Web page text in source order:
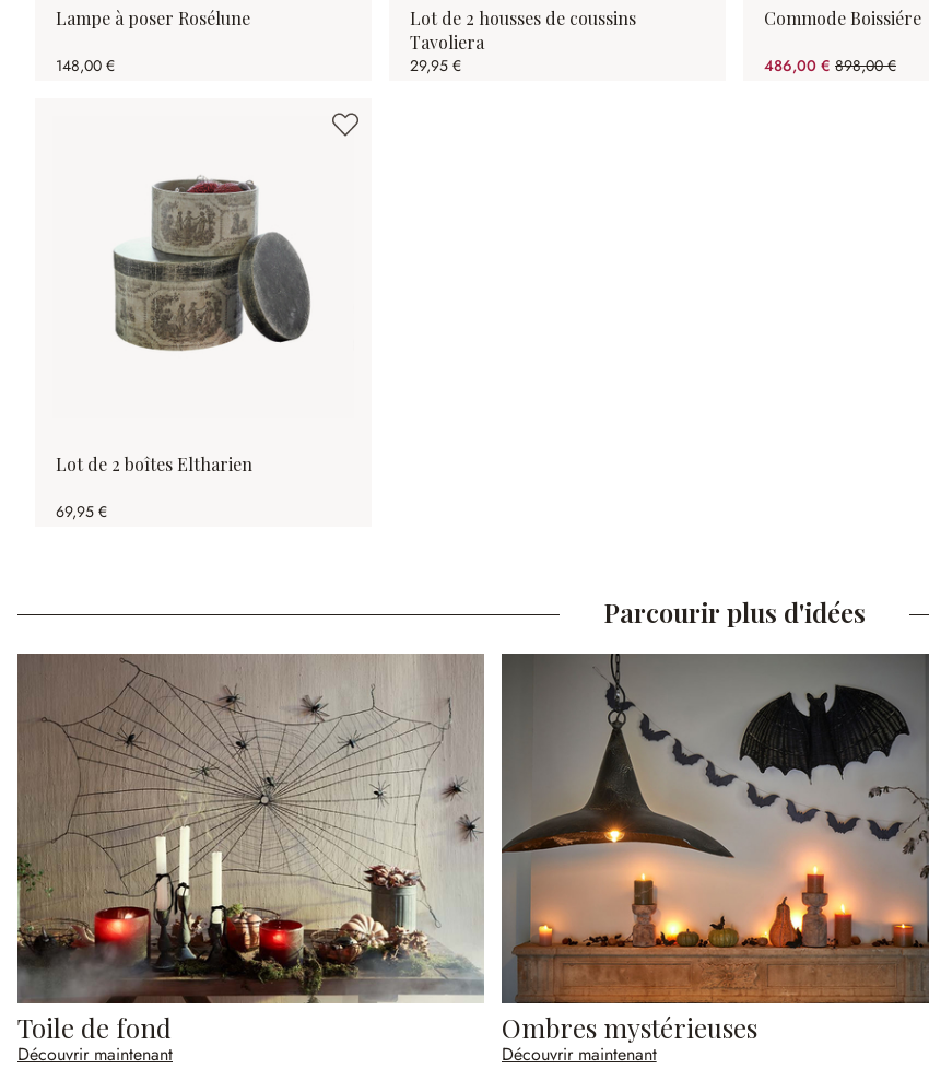
Lampe à poser Rosélune
148,00 €
Lot de 2 housses de coussins
Tavoliera
29,95 €
Commode Boissiére
486,00 € 898,00 €
(45.88%spared)
Lot de 2 boîtes Eltharien
69,95 €
Parcourir plus d'idées
Toile de fond
Découvrir maintenant
Ombres mystérieuses
Découvrir maintenant